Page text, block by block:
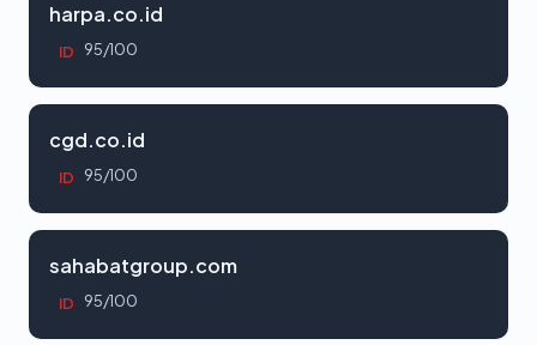
harpa.co.id
ID 95/100
cgd.co.id
ID 95/100
sahabatgroup.com
ID 95/100